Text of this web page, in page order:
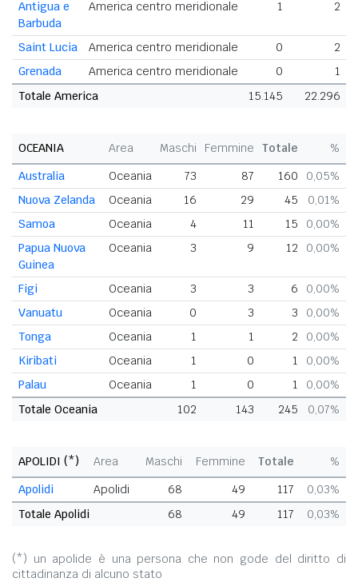
Antigua e
Barbuda
America centro meridionale 1 2
Saint Lucia America centro meridionale 0
2
Grenada
America centro meridionale 0
1
Totale America
15.145 22.296
OCEANIA Area Maschi Femmine Totale
%
Australia
Oceania 73 87 160
0,05%
Nuova Zelanda
Oceania 16 29 45
0,01%
Samoa
Oceania 4 11 15
0,00%
Papua Nuova
Guinea
Oceania 3 9 12 0,00%
Figi Oceania 3 3 6
0,00%
Vanuatu
Oceania 0 3 3
0,00%
Tonga
Oceania 1 1 2
0,00%
Kiribati
Oceania 1 0 1
0,00%
Palau
Oceania 1 0 1
0,00%
Totale Oceania
102 143 245 0,07%
APOLIDI (*) Area Maschi Femmine Totale
%
Apolidi
Apolidi 68 49 117
0,03%
Totale Apolidi
68 49 117 0,03%
(*) un apolide è una persona che non gode del diritto di
cittadinanza di alcuno stato